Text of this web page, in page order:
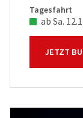
Tagesfahrt
ab Sa.
JETZT